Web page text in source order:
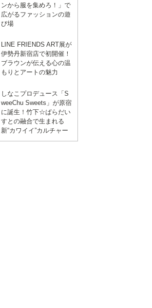
ンから服を集めろ！」で
広がるファッションの遊
び場
LINE FRIENDS ART展が
伊勢丹新宿店で初開催！
ブラウンが伝える心の温
もりとアートの魅力
しなこプロデュース「S
weeChu Sweets」が原宿
に誕生！竹下☆ぱらだい
すとの融合で生まれる
新“カワイイ”カルチャー